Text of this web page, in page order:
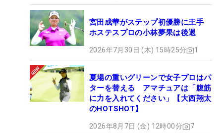
宮田成華がステップ初優勝に王手
ホステスプロの小林夢果は後退
2026年7月30日 (木) 15時25分 1
夏場の重いグリーンで女子プロはパ
ターを替える アマチュアは「腹筋
に力を入れてください」【大西翔太
のHOTSHOT】
2026年8月7日 (金) 12時00分 7